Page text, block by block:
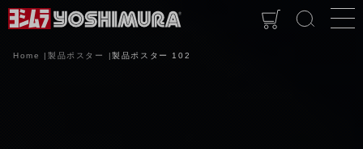
Home 製品ポスター 製品ポスター 102